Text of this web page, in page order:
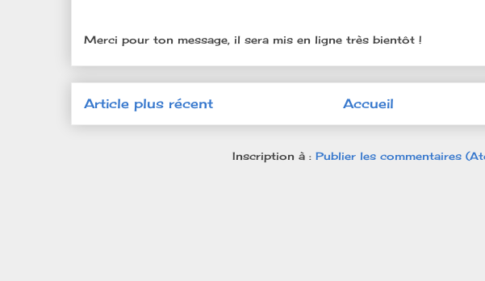
Merci pour ton message, il sera mis en ligne très bientôt !
Article plus récent Accueil
Inscription à : Publier les commentaires